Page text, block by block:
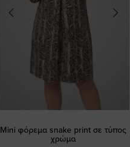
Mini φόρεμα snake print σε τύπος
χρώμα